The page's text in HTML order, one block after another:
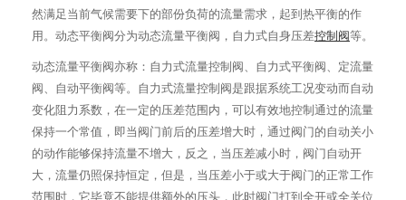
然满足当前气候需要下的部份负荷的流量需求，起到热平衡的作
用。动态平衡阀分为动态流量平衡阀，自力式自身压差控制阀等。
动态流量平衡阀亦称：自力式流量控制阀、自力式平衡阀、定流量
阀、自动平衡阀等。自力式流量控制阀是跟据系统工况变动而自动
变化阻力系数，在一定的压差范围内，可以有效地控制通过的流量
保持一个常值，即当阀门前后的压差增大时，通过阀门的自动关小
的动作能够保持流量不增大，反之，当压差减小时，阀门自动开
大，流量仍照保持恒定，但是，当压差小于或大于阀门的正常工作
范围时，它毕竟不能提供额外的压头，此时阀门打到全开或全关位